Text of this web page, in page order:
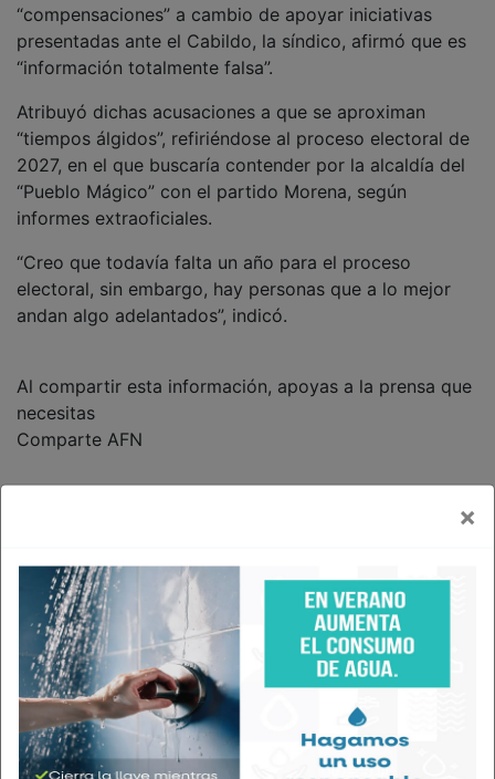
×
“compensaciones” a cambio de apoyar iniciativas
presentadas ante el Cabildo, la síndico, afirmó que es
“información totalmente falsa”.
Atribuyó dichas acusaciones a que se aproximan
“tiempos álgidos”, refiriéndose al proceso electoral de
2027, en el que buscaría contender por la alcaldía del
“Pueblo Mágico” con el partido Morena, según
informes extraoficiales.
“Creo que todavía falta un año para el proceso
electoral, sin embargo, hay personas que a lo mejor
andan algo adelantados”, indicó.
Al compartir esta información, apoyas a la prensa que
necesitas
Comparte AFN